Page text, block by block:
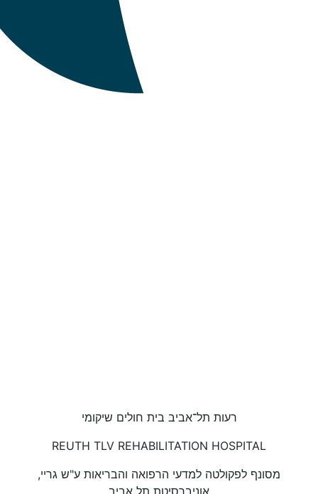
רעות תל־אביב בית חולים שיקומי
REUTH TLV REHABILITATION HOSPITAL
מסונף לפקולטה למדעי הרפואה והבריאות ע"ש גריי,
אוניברסיטת תל אביב